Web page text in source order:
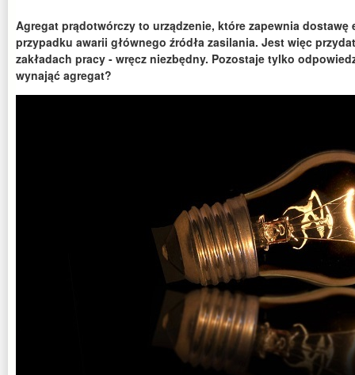
Agregat prądotwórczy to urządzenie, które zapewnia dostawę
przypadku awarii głównego źródła zasilania. Jest więc
zakładach pracy - wręcz niezbędny. Pozostaje tylko
wynająć agregat?